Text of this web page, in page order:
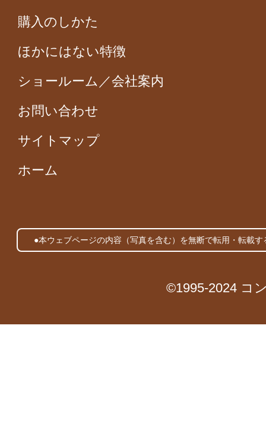
購入のしかた
ほかにはない特徴
ショールーム／会社案内
お問い合わせ
サイトマップ
ホーム
●本ウェブページの内容（写真を含む）を無断で転用・転載
©1995-2024 コ